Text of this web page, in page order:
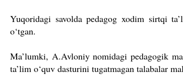
Yuqoridagi savolda pedagog xodim sirtqi
o‘tgan.
Ma’lumki, A.Avloniy nomidagi pedagogik
ta’lim o‘quv dasturini tugatmagan talabalar